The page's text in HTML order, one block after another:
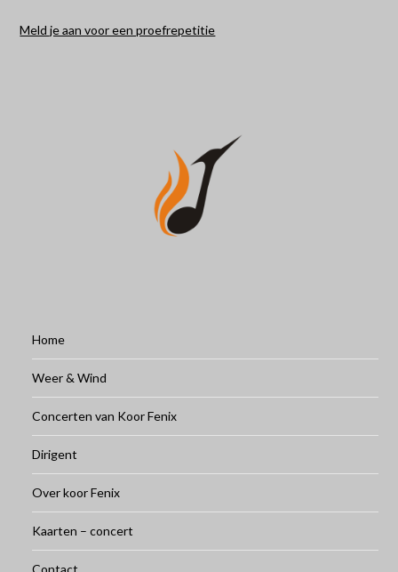
Meld je aan voor een proefrepetitie
Home
Weer & Wind
Concerten van Koor Fenix
Dirigent
Over koor Fenix
Kaarten – concert
Contact